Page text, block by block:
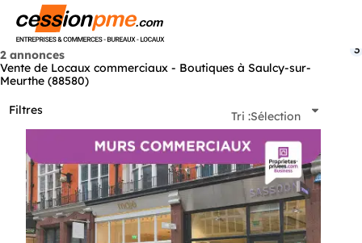
2 annonces
Vente de Locaux commerciaux - Boutiques à Saulcy-sur-
Meurthe (88580)
Filtres
3
Tri :Sélection